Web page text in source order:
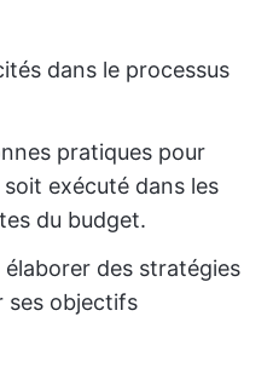
dans le processus
pratiques pour
exécuté dans les
du budget.
des stratégies
ses objectifs